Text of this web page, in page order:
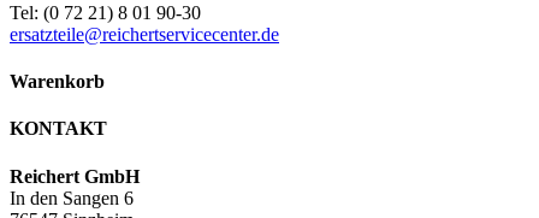
Tel: (0 72 21) 8 01 90-30
ersatzteile@reichertservicecenter.de
Warenkorb
KONTAKT
Reichert GmbH
In den Sangen 6